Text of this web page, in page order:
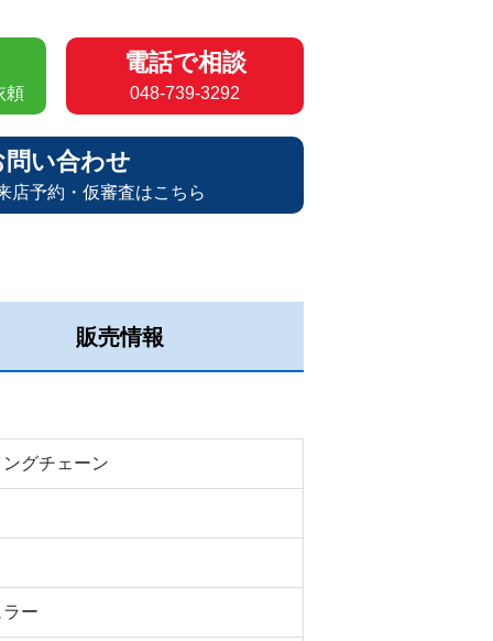
頼
電話で相談
048-739-3292
問い合わせ
店予約・仮審査はこちら
販売情報
ングチェーン
ラー